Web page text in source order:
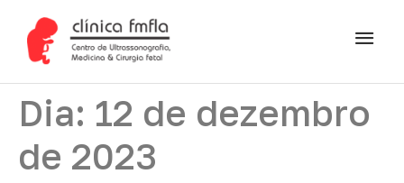
Dia: 12 de dezembro
de 2023